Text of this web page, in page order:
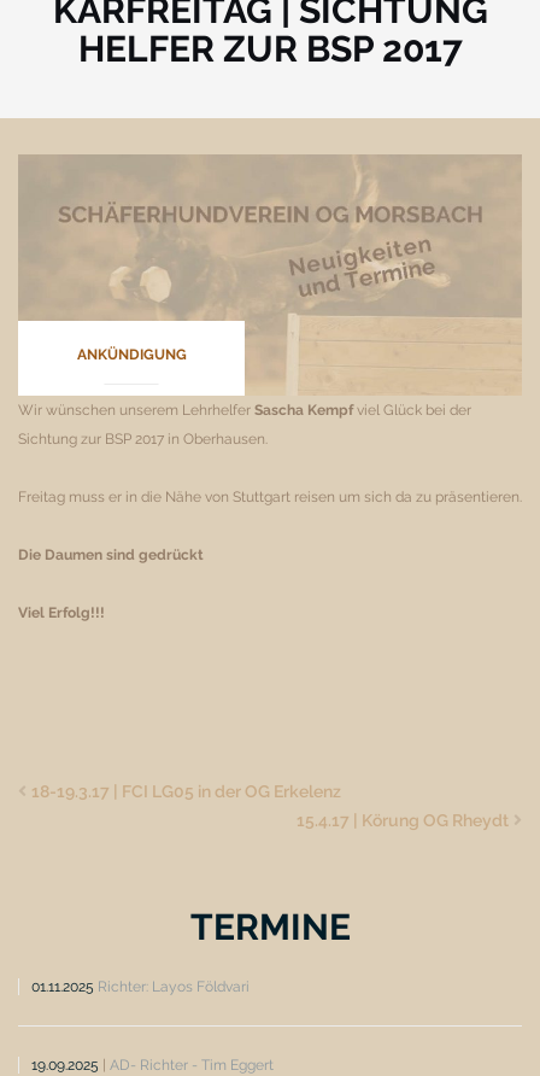
KARFREITAG | SICHTUNG
HELFER ZUR BSP 2017
ANKÜNDIGUNG
Wir wünschen unserem Lehrhelfer Sascha Kempfviel Glück bei der
Sichtung zur BSP 2017 in Oberhausen.
Freitag muss er in die Nähe von Stuttgart reisen um sich da zu präsentieren.
Die Daumen sind gedrückt
Viel Erfolg!!!
18-19.3.17 | FCI LG05 in der OG Erkelenz
15.4.17 | Körung OG Rheydt
TERMINE
01.11.2025 Richter: Layos Földvari
19.09.2025 AD- Richter - Tim Eggert